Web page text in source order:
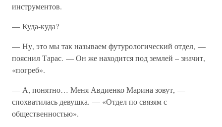
инструментов.
— Куда-куда?
— Ну, это мы так называем футурологический отдел, —
пояснил Тарас. — Он же находится под землей – значит,
«погреб».
— А, понятно… Меня Авдиенко Марина зовут, —
спохватилась девушка. — «Отдел по связям с
общественностью».